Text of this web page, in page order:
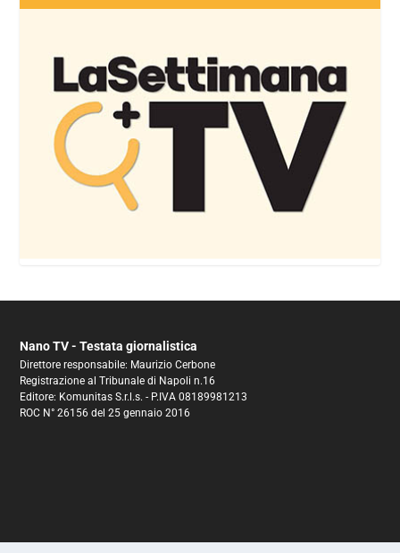
Nano TV - Testata giornalistica
Direttore responsabile: Maurizio Cerbone
Registrazione al Tribunale di Napoli n.16
Editore: Komunitas S.r.l.s. - P.IVA 08189981213
ROC N° 26156 del 25 gennaio 2016